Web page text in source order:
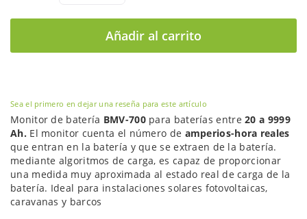
Añadir al carrito
Sea el primero en dejar una reseña para este artículo
Monitor de batería BMV-700 para baterías entre20 a 9999
Ah. El monitor cuenta el número de amperios-hora reales
que entran en la batería y que se extraen de la batería.
mediante algoritmos de carga, es capaz de proporcionar
una medida muy aproximada al estado real de carga de la
batería. Ideal para instalaciones solares fotovoltaicas,
caravanas y barcos